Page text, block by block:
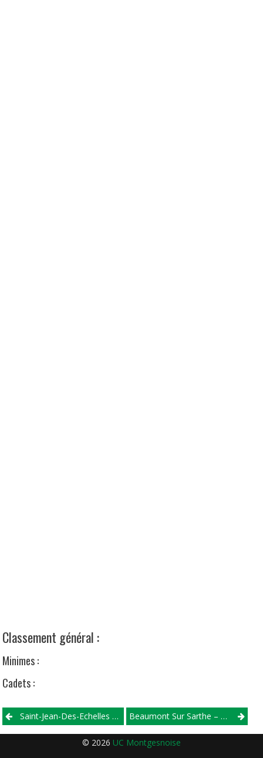
Classement général :
Minimes :
Cadets :
Post
navigation
Saint-Jean-Des-Echelles – Tour Du Canton De Montmirail – 17/09/2016 Beaumont Sur Sarthe – Départementaux – 18/09/2016
© 2026 UC Montgesnoise